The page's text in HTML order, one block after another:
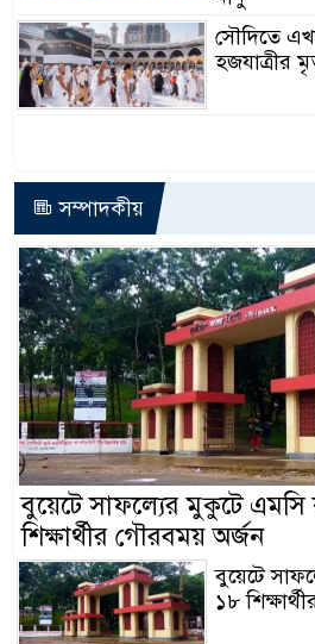
সৌদিতে
হজযাত্রীর
সম্পাদকীয়
বুয়েটে সাফল্যের মুকুটে
শিক্ষার্থীর গৌরবময় অর্জন
বুয়েটে
১৮